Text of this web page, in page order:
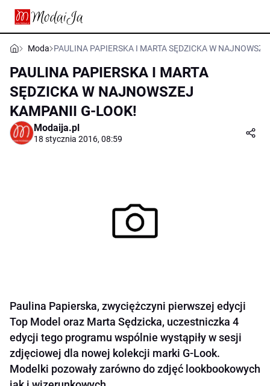
Moda PAULINA PAPIERSKA I MARTA SĘDZICKA W
PAULINA PAPIERSKA I MARTA
SĘDZICKA W NAJNOWSZEJ
KAMPANII G-LOOK!
Modaija.pl
18 stycznia 2016, 08:59
Paulina Papierska, zwyciężczyni pierwszej edycji
Top Model oraz Marta Sędzicka, uczestniczka 4
edycji tego programu wspólnie wystąpiły w sesji
zdjęciowej dla nowej kolekcji marki G-Look.
Modelki pozowały zarówno do zdjęć lookbookowych